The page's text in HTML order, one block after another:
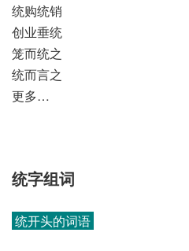
统购统销
创业垂统
笼而统之
统而言之
更多…
统字组词
统开头的词语